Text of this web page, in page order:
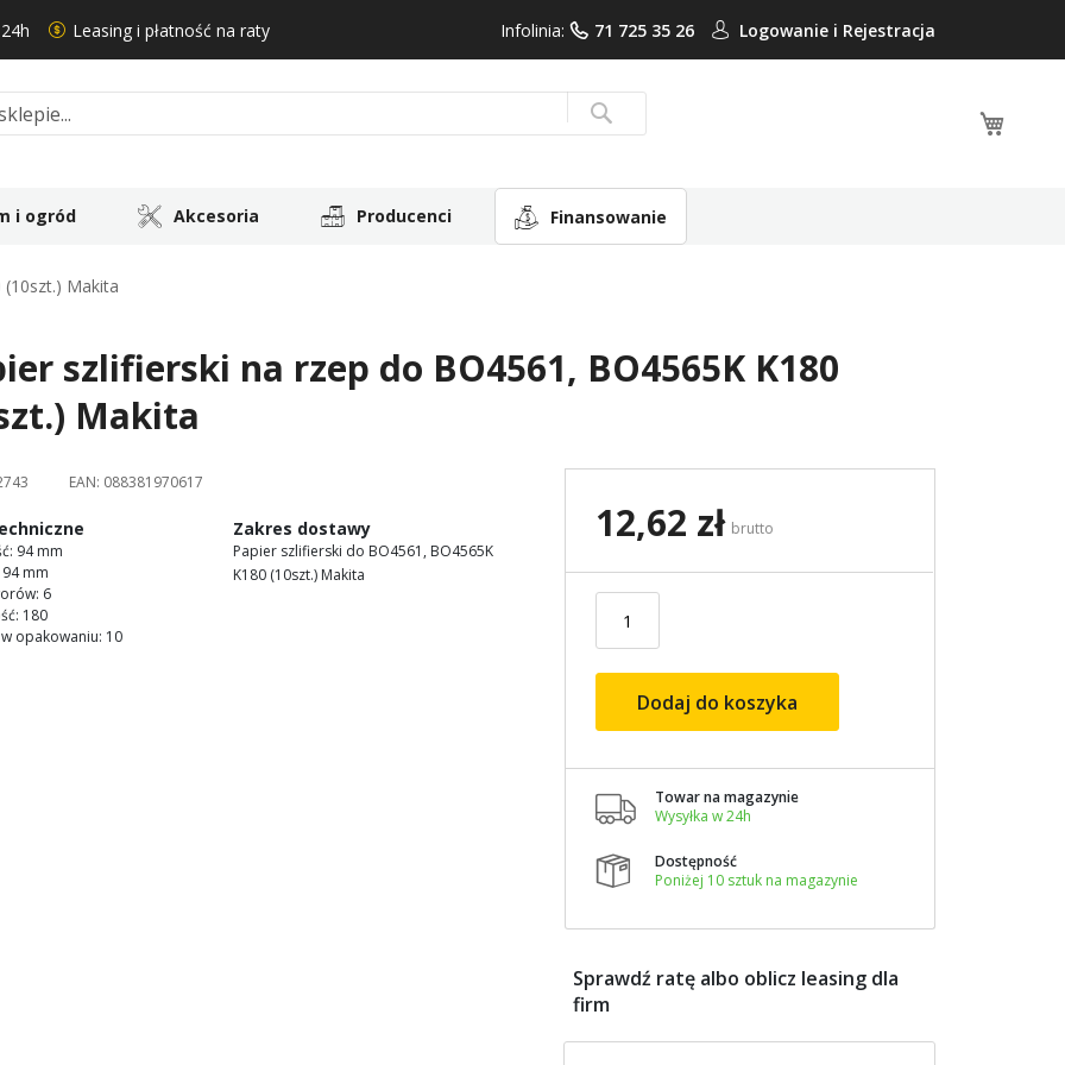
Leasing i płatność na raty Infolinia: 71 725 35 26 Logowanie i Rejestracja
Search
i ogród Akcesoria Producenci Finansowanie
Makita
szlifierski na rzep do BO4561, BO4565K K180
Makita
EAN: 088381970617
94 mm
94 mm
6
180
opakowaniu: 10
Zakres dostawy
Papier szlifierski do BO4561, BO4565K
K180 (10szt.) Makita
12,62 zł brutto
Dodaj do koszyka

Towar na magazynie
Wysyłka w 24h

Dostępność
Poniżej 10 sztuk na magazynie
Sprawdź ratę albo oblicz leasing dla
firm